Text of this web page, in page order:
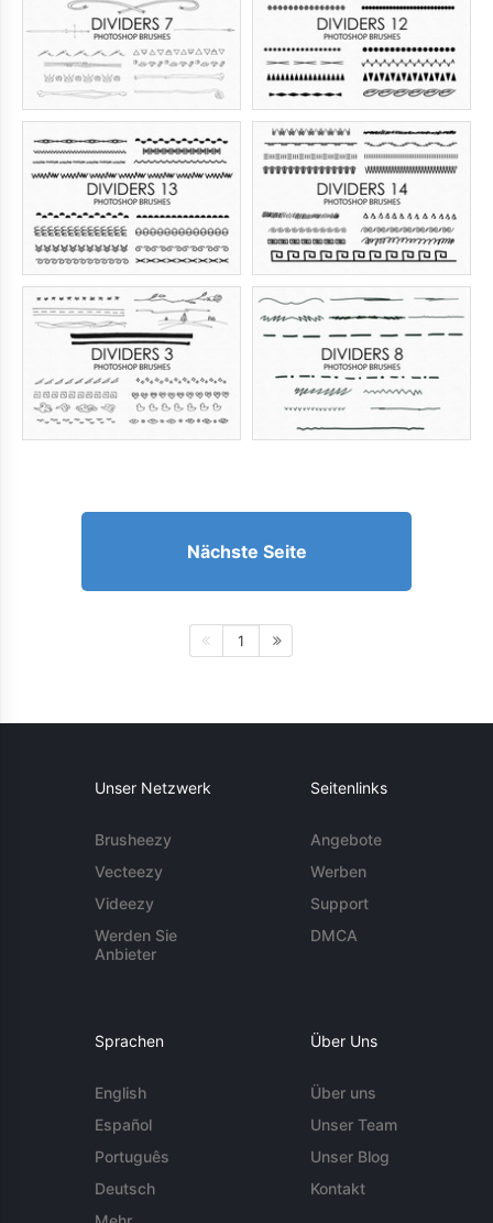
Nächste Seite
1
Unser Netzwerk
Brusheezy
Vecteezy
Videezy
Werden Sie
Anbieter
Seitenlinks
Angebote
Werben
Support
DMCA
Sprachen
English
Español
Português
Deutsch
Über Uns
Über uns
Unser Team
Unser Blog
Kontakt